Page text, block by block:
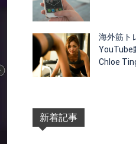
海外筋ト
YouTube
Chloe
新着記事